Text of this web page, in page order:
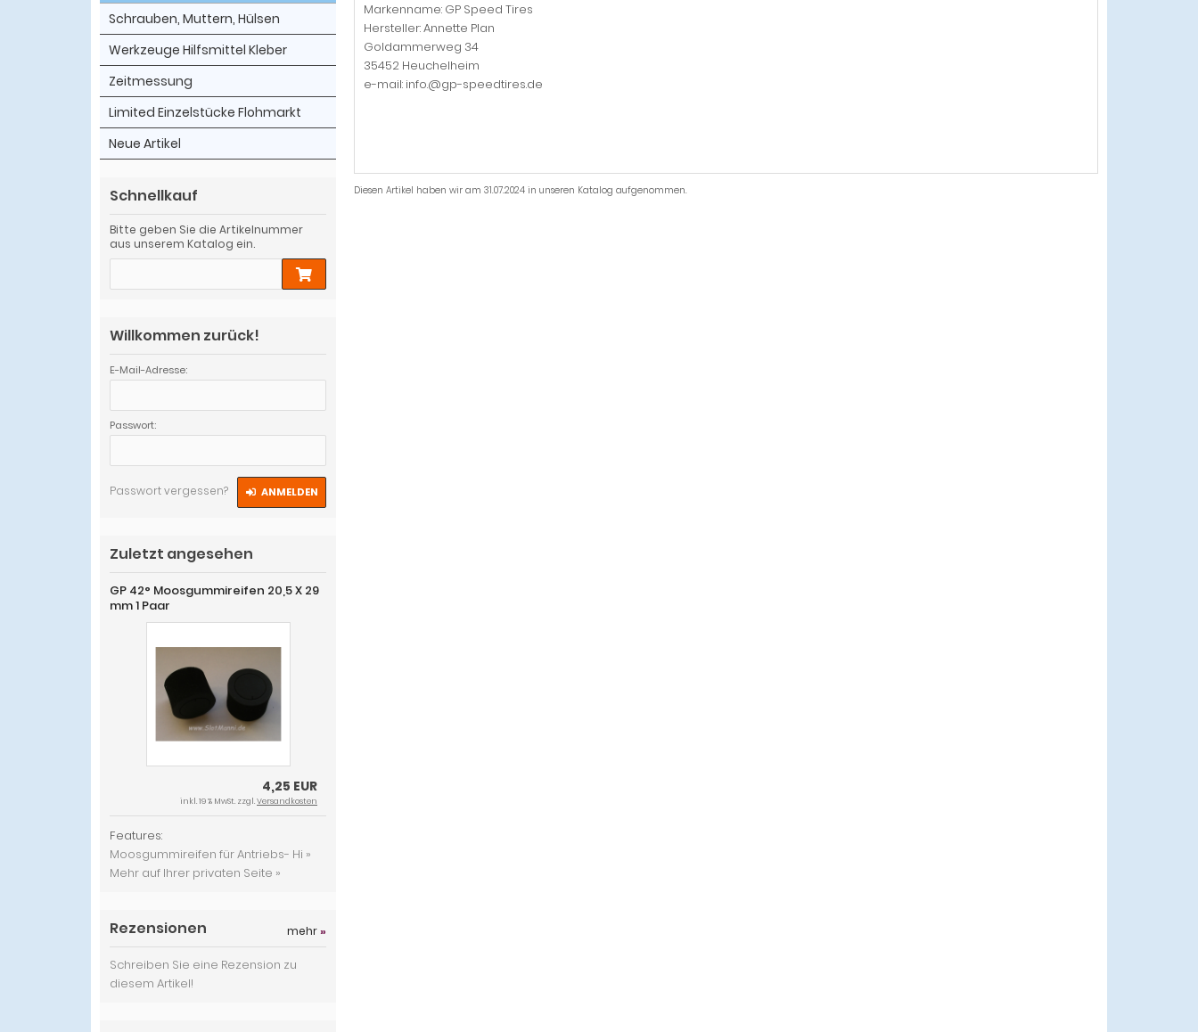
Markenname: GP Speed Tires
Hersteller: Annette Plan
Goldammerweg 34
35452 Heuchelheim
e-mail: info.@gp-speedtires.de
Diesen Artikel haben wir am 31.07.2024 in unseren Katalog aufgenommen.
Schrauben, Muttern, Hülsen
Werkzeuge Hilfsmittel Kleber
Zeitmessung
Limited Einzelstücke Flohmarkt
Neue Artikel
Schnellkauf
Bitte geben Sie die Artikelnummer
aus unserem Katalog ein.
Willkommen zurück!
E-Mail-Adresse:
Passwort:
Passwort vergessen? ANMELDEN
Zuletzt angesehen
GP 42° Moosgummireifen 20,5 X 29
mm 1 Paar
4,25 EUR
inkl. 19 % MwSt. zzgl.Versandkosten
Features:
Moosgummireifen für Antriebs- Hi »
Mehr auf Ihrer privaten Seite »
Rezensionen mehr»
Schreiben Sie eine Rezension zu
diesem Artikel!